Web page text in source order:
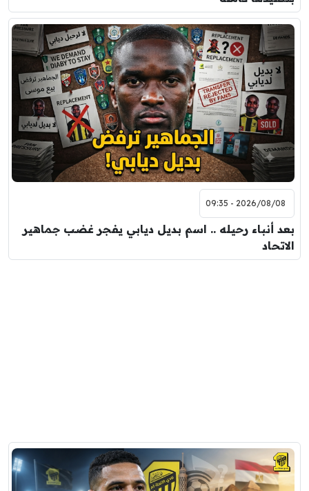
2026/08/08 - 09:35
بعد أنباء رحيله .. اسم بديل ديابي يفجر غضب جماهير
الاتحاد